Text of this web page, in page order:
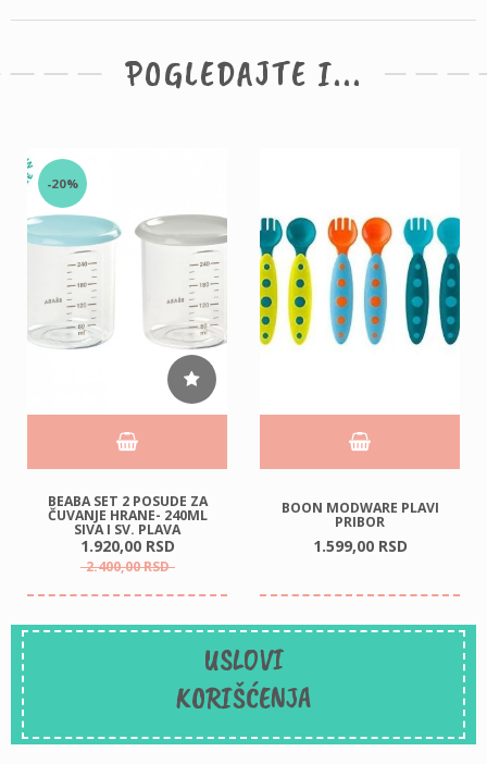
POGLEDAJTE I...
-20%
BEABA SET 2 POSUDE ZA
ČUVANJE HRANE- 240ML
SIVA I SV. PLAVA
1.920,00 RSD
2.400,00RSD
BOON MODWARE PLAVI
PRIBOR
1.599,00 RSD
USLOVI
KORIŠĆENJA